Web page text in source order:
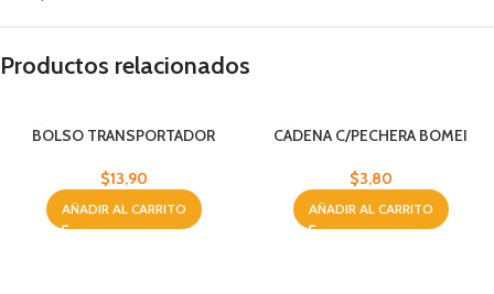
Productos relacionados
BOLSO TRANSPORTADOR
$13,90
AÑADIR AL CARRITO
CADENA C/PECHERA BOMEI
$3,80
AÑADIR AL CARRITO